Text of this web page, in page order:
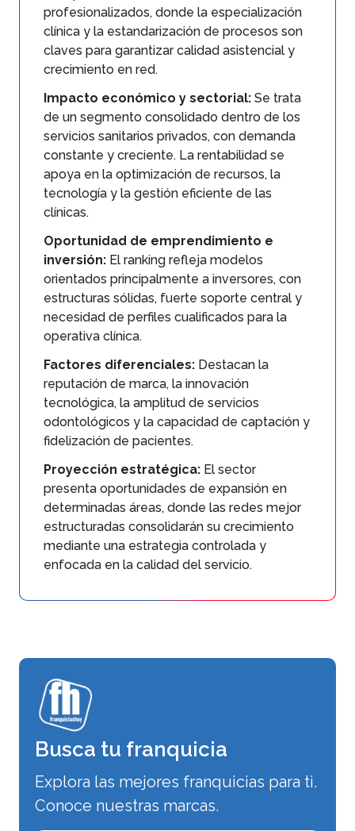
profesionalizados, donde la especialización
clínica y la estandarización de procesos son
claves para garantizar calidad asistencial y
crecimiento en red.
Impacto económico y sectorial: Se trata
de un segmento consolidado dentro de los
servicios sanitarios privados, con demanda
constante y creciente. La rentabilidad se
apoya en la optimización de recursos, la
tecnología y la gestión eficiente de las
clínicas.
Oportunidad de emprendimiento e
inversión: El ranking refleja modelos
orientados principalmente a inversores, con
estructuras sólidas, fuerte soporte central y
necesidad de perfiles cualificados para la
operativa clínica.
Factores diferenciales: Destacan la
reputación de marca, la innovación
tecnológica, la amplitud de servicios
odontológicos y la capacidad de captación y
fidelización de pacientes.
Proyección estratégica: El sector
presenta oportunidades de expansión en
determinadas áreas, donde las redes mejor
estructuradas consolidarán su crecimiento
mediante una estrategia controlada y
enfocada en la calidad del servicio.
Busca tu franquicia
Explora las mejores franquicias para ti.
Conoce nuestras marcas.